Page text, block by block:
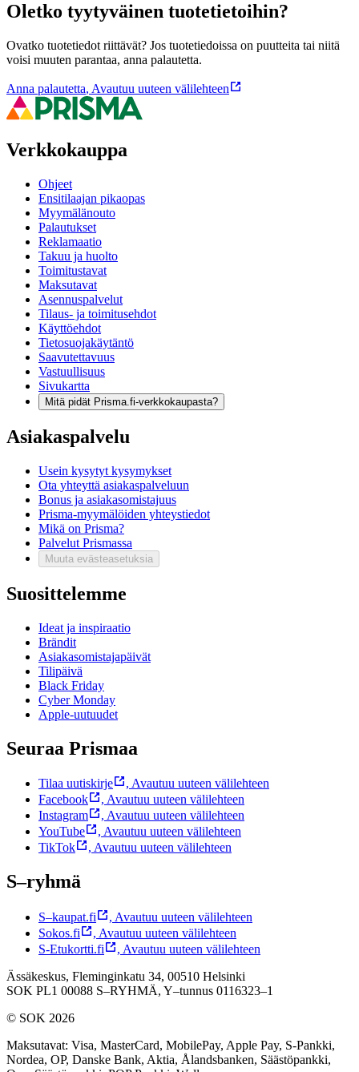
Oletko tyytyväinen tuotetietoihin?
Ovatko tuotetiedot riittävät? Jos tuotetiedoissa on puutteita tai niitä
voisi muuten parantaa, anna palautetta.
Anna palautetta, Avautuu uuteen välilehteen
Verkkokauppa
Ohjeet
Ensitilaajan pikaopas
Myymälänouto
Palautukset
Reklamaatio
Takuu ja huolto
Toimitustavat
Maksutavat
Asennuspalvelut
Tilaus- ja toimitusehdot
Käyttöehdot
Tietosuojakäytäntö
Saavutettavuus
Vastuullisuus
Sivukartta
Mitä pidät Prisma.fi-verkkokaupasta?
Asiakaspalvelu
Usein kysytyt kysymykset
Ota yhteyttä asiakaspalveluun
Bonus ja asiakasomistajuus
Prisma-myymälöiden yhteystiedot
Mikä on Prisma?
Palvelut Prismassa
Muuta evästeasetuksia
Suosittelemme
Ideat ja inspiraatio
Brändit
Asiakasomistajapäivät
Tilipäivä
Black Friday
Cyber Monday
Apple-uutuudet
Seuraa Prismaa
Tilaa uutiskirje , Avautuu uuteen välilehteen
Facebook
, Avautuu uuteen välilehteen
Instagram
, Avautuu uuteen välilehteen
YouTube
, Avautuu uuteen välilehteen
TikTok
, Avautuu uuteen välilehteen
S–ryhmä
S–kaupat.fi , Avautuu uuteen välilehteen
Sokos.fi
, Avautuu uuteen välilehteen
S-Etukortti.fi
, Avautuu uuteen välilehteen
Ässäkeskus, Fleminginkatu 34, 00510 Helsinki
SOK PL1 00088 S–RYHMÄ, Y–tunnus 0116323–1
© SOK 2026
Maksutavat: Visa, MasterCard, MobilePay, Apple Pay, S-Pankki,
Nordea, OP, Danske Bank, Aktia, Ålandsbanken, Säästöpankki,